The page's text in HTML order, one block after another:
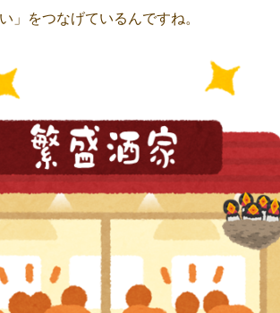
」をつなげているんですね。